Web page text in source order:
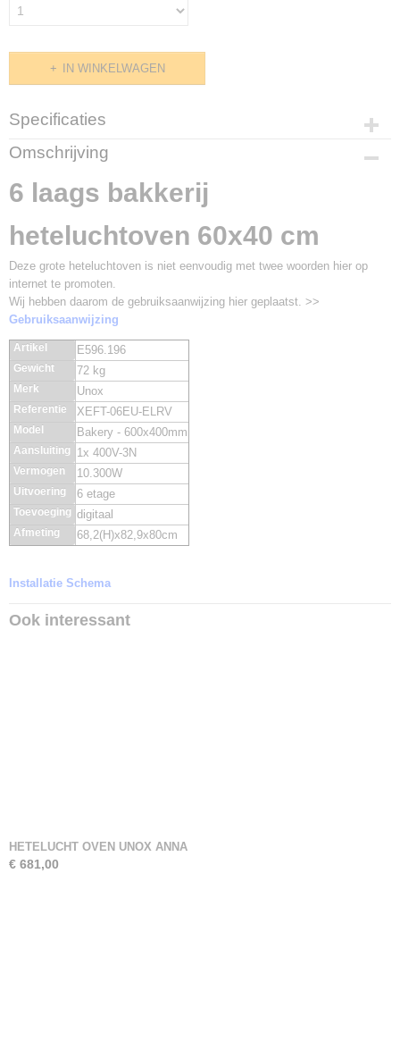
IN WINKELWAGEN
Specificaties
Productcode
Omschrijving
6 laags bakkerij
heteluchtoven 60x40 cm
Deze grote heteluchtoven is niet eenvoudig met twee woorden hier op
internet te promoten.
Wij hebben daarom de gebruiksaanwijzing hier geplaatst. >>
Gebruiksaanwijzing
Artikel E596.196
Gewicht 72 kg
Merk Unox
Referentie XEFT-06EU-ELRV
Model Bakery - 600x400mm
Aansluiting 1x 400V-3N
Vermogen 10.300W
Uitvoering 6 etage
Toevoeging digitaal
Afmeting 68,2(H)x82,9x80cm
Installatie Schema
Ook interessant
HETELUCHT OVEN UNOX ANNA
€ 681,00